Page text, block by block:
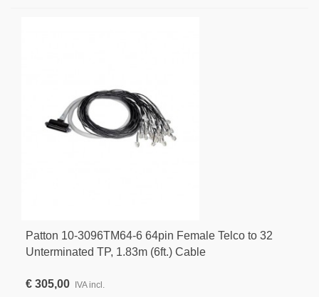
Patton 10-3096TM64-6 64pin Female Telco to 32
Unterminated TP, 1.83m (6ft.) Cable
€ 305,00
IVA incl.